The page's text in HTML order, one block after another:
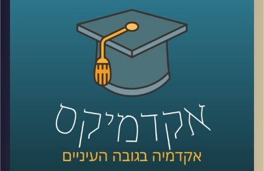
בינה מלאכותית כבר לא נמצאת רק במעבדות או במחקרים, היא
נכנסת אל תוך חדרי הטיפול, אל תוך רגעים של חוסר ודאות,
ולעיתים גם אל תוך ההחלטות הכי קריטיות שיש.
האם זה הופך את הרפואה למדויקת יותר, או דווקא משנה את
האופן שבו רופאים חושבים, שוקלים ומחליטים?
כדי להבין איך השינוי הזה נראה מבפנים, דווקא באחד
התחומים הכי רגישים ומורכבים ברפואה, עולם הלידות, נמצאת
איתנו היום פרופ’ אסנת ולפיש, מנהלת בית החולים לנשים
בבילינסון ומשנה לדיקן בית הספר לרפואה באוניברסיטת